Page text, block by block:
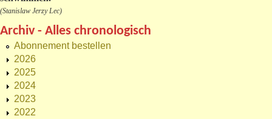
(Stanislaw Jerzy Lec)
Archiv - Alles chronologisch
Abonnement bestellen
2026
2025
2024
2023
2022